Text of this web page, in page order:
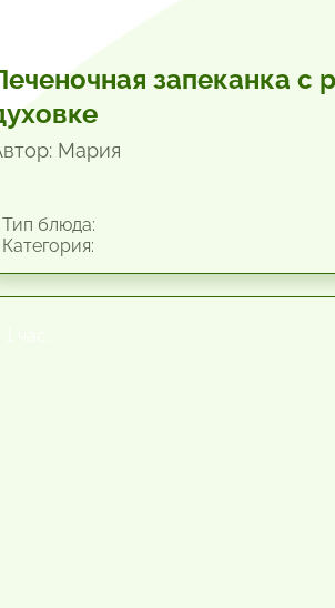
запеканка с
Мария
блюда: